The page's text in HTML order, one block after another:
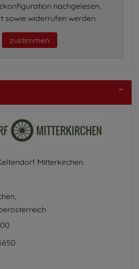
nachgelesen,
sowie widerrufen werden.
zustimmen
Mitterkirchen